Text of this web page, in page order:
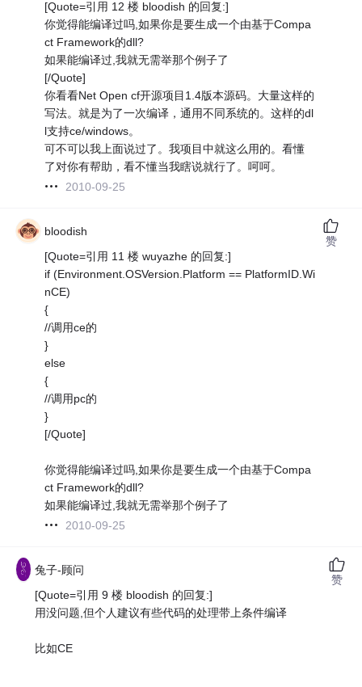
[Quote=引用 12 楼 bloodish 的回复:]
你觉得能编译过吗,如果你是要生成一个由基于Compa
ct Framework的dll?
如果能编译过,我就无需举那个例子了
[/Quote]
你看看Net Open cf开源项目1.4版本源码。大量这样的
写法。就是为了一次编译，通用不同系统的。这样的dl
l支持ce/windows。
可不可以我上面说过了。我项目中就这么用的。看懂
了对你有帮助，看不懂当我瞎说就行了。呵呵。
2010-09-25
bloodish
[Quote=引用 11 楼 wuyazhe 的回复:]
if (Environment.OSVersion.Platform == PlatformID.Wi
nCE)
{
//调用ce的
}
else
{
//调用pc的
}
[/Quote]
你觉得能编译过吗,如果你是要生成一个由基于Compa
ct Framework的dll?
如果能编译过,我就无需举那个例子了
2010-09-25
赞
兔子-顾问
[Quote=引用 9 楼 bloodish 的回复:]
用没问题,但个人建议有些代码的处理带上条件编译
比如CE
赞